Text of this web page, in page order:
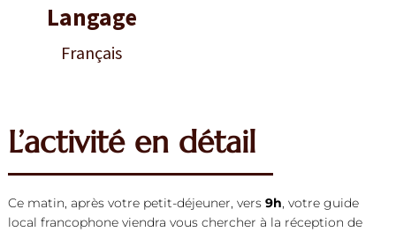
Langage
Français
L’activité en détail
Ce matin, après votre petit-déjeuner, vers9h, votre guide
local francophone viendra vous chercher à la réception de